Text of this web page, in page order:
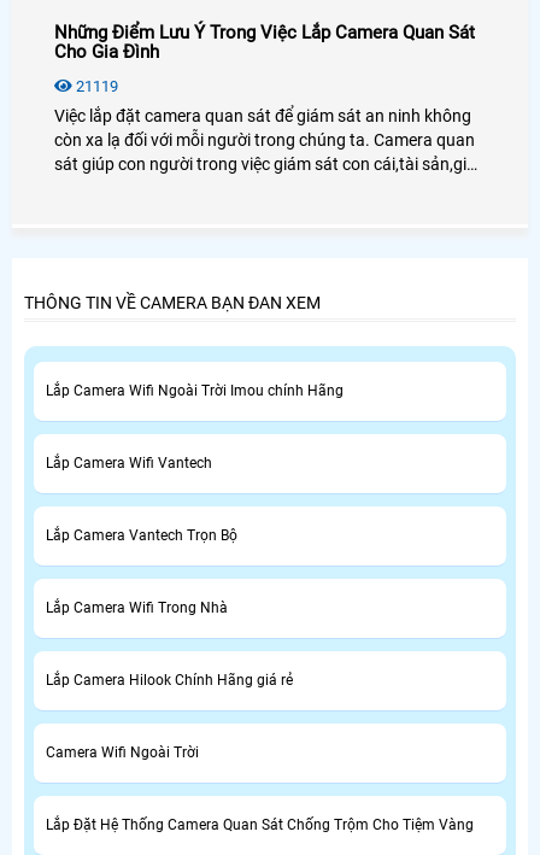
Những Điểm Lưu Ý Trong Việc Lắp Camera Quan Sát
Cho Gia Đình
21119
Việc lắp đặt camera quan sát để giám sát an ninh không
còn xa lạ đối với mỗi người trong chúng ta. Camera quan
sát giúp con người trong việc giám sát con cái,tài sản,giúp
THÔNG TIN VỀ CAMERA BẠN ĐAN XEM
Lắp Camera Wifi Ngoài Trời Imou chính Hãng
Lắp Camera Wifi Vantech
Lắp Camera Vantech Trọn Bộ
Lắp Camera Wifi Trong Nhà
Lắp Camera Hilook Chính Hãng giá rẻ
Camera Wifi Ngoài Trời
Lắp Đặt Hệ Thống Camera Quan Sát Chống Trộm Cho Tiệm Vàng